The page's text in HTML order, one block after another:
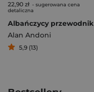
22,90 zł - sugerowana cena
detaliczna
Alan Andoni
5,9 (13)